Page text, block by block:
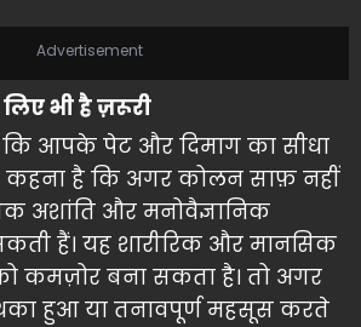
Advertisement
भी है ज़रूरी
आपके पेट और दिमाग का सीधा
कहना है कि अगर कोलन साफ़ नहीं
अशांति और मनोवैज्ञानिक
हैं। यह शारीरिक और मानसिक
कमज़ोर बना सकता है। तो अगर
हुआ या तनावपूर्ण महसूस करते